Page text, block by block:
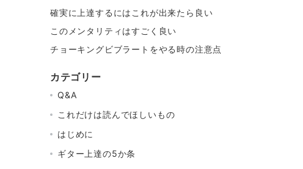
確実に上達するにはこれが出来たら良い
このメンタリティはすごく良い
チョーキングビブラートをやる時の注意点
カテゴリー
Q&A
これだけは読んでほしいもの
はじめに
ギター上達の5か条